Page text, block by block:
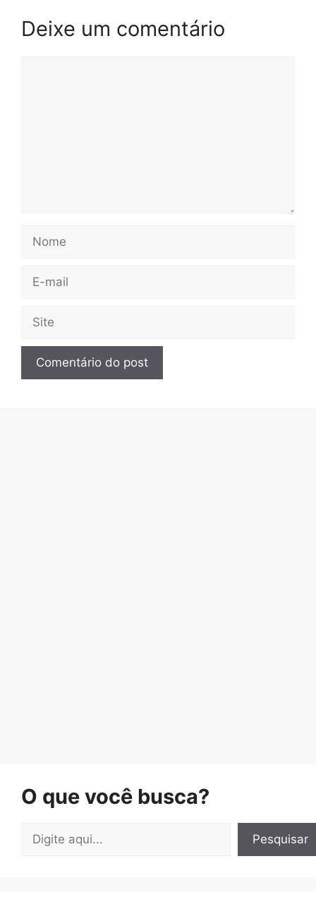
Deixe um comentário
mail
O que você busca?
Pesquisar